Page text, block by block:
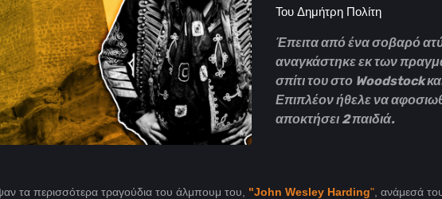
Του Δημήτρη Πολίτη
Έπειτα από ένα σοβαρό
αναγκάστηκε εκ των
σπίτι του στο Woodstock
Επιπλέον ήθελε να
αποκτήσει 2 παιδιά.
τα περισσότερα τραγούδια του άλμπουμ του, "John Wesley Harding" , ανάμεσά